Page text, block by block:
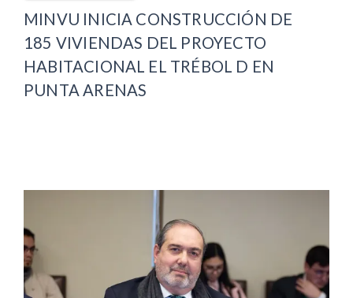
MINVU INICIA CONSTRUCCIÓN DE
185 VIVIENDAS DEL PROYECTO
HABITACIONAL EL TRÉBOL D EN
PUNTA ARENAS